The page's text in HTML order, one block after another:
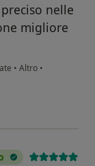
nelle
migliore
• Altro •